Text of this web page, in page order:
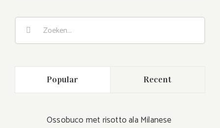
Zoeken
Popular Recent
Ossobuco met risotto ala Milanese